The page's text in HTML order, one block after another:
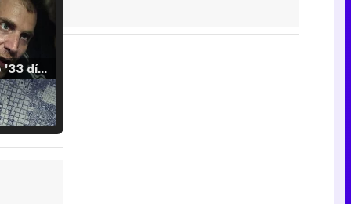
Tráiler de '33 días', la nueva serie de Atresplayer con Julián Villagrán y José Manuel Poga